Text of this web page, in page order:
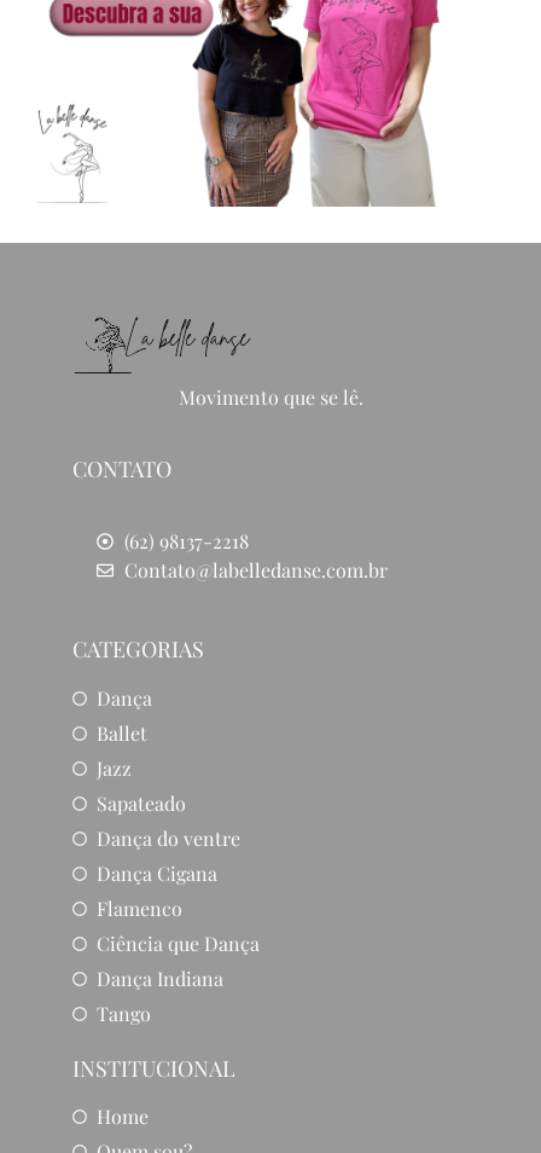
Movimento que se lê.
CONTATO
(62) 98137-2218
Contato@labelledanse.com.br
CATEGORIAS
Dança
Ballet
Jazz
Sapateado
Dança do ventre
Dança Cigana
Flamenco
Ciência que Dança
Dança Indiana
Tango
INSTITUCIONAL
Home